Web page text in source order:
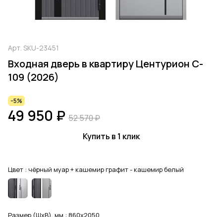
Арт. SKU-23451
Входная дверь в квартиру Центурион C-
109 (2026)
-5%
49 950 ₽ 52 570 ₽
Купить в 1 клик
Цвет : чёрный муар + кашемир графит - кашемир белый